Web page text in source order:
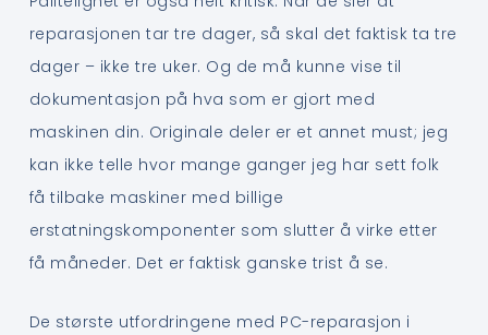
reparasjonen tar tre dager, så skal det faktisk ta tre
dager – ikke tre uker. Og de må kunne vise til
dokumentasjon på hva som er gjort med
maskinen din. Originale deler er et annet must; jeg
kan ikke telle hvor mange ganger jeg har sett folk
få tilbake maskiner med billige
erstatningskomponenter som slutter å virke etter
få måneder. Det er faktisk ganske trist å se.
De største utfordringene med PC-reparasjon i